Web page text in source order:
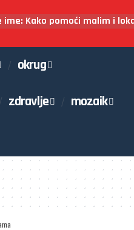
Kako pomoći malim i
okrug
zdravlje mozaik